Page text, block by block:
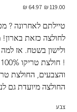
מחיר
מחיר
‏64.97 ‏₪
טיילתם לאחרונה ?
לחולצה כזאת
ולישון בשטח. אז
והצבעים, החולצת
החולצה מיועדת גם
צבע